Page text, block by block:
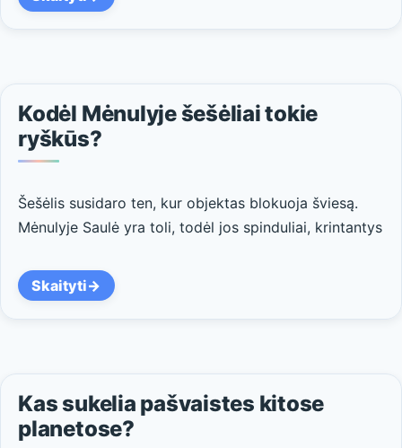
Kodėl Mėnulyje šešėliai tokie
ryškūs?
Šešėlis susidaro ten, kur objektas blokuoja šviesą.
Mėnulyje Saulė yra toli, todėl jos spinduliai, krintantys
Skaityti
Kas sukelia pašvaistes kitose
planetose?